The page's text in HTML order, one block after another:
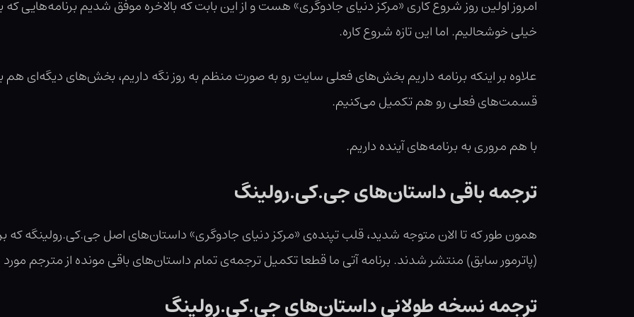
امروز اولین روز شروع کاری «مرکز دنیای جادوگری» هست و از این بابت که بالاخره موفق شدیم برنامه‌هایی که
خیلی خوشحالیم. اما این تازه شروع کاره.
علاوه بر اینکه برنامه داریم بخش‌های فعلی سایت رو به صورت منظم به روز نگه داریم، بخش‌های دیگه‌ای هم
قسمت‌های فعلی رو هم تکمیل می‌کنیم.
با هم مروری به برنامه‌های آینده داریم.
ترجمه باقی داستان‌های جی.کی.رولینگ
همون طور که تا الان متوجه شدید، قلب تپنده‌ی «مرکز دنیای جادوگری» داستان‌های اصل جی.کی.رولینگه که
(پاترمور سابق) منتشر شدند. برنامه آتی ما قطعا تکمیل ترجمه‌ی تمام داستان‌های باقی مونده از مترجم
ترجمه نسخه طولانی داستان‌های جی.کی.رولینگ